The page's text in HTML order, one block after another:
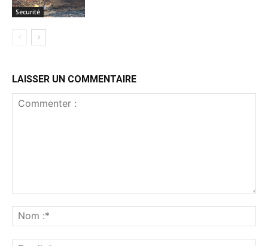
Securité
LAISSER UN COMMENTAIRE
:*